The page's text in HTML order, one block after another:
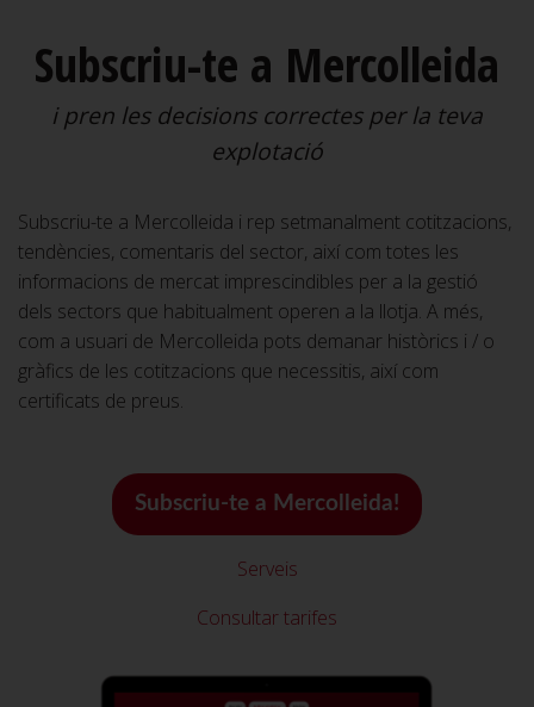
Subscriu-te a Mercolleida
i pren les decisions correctes per la teva
explotació
Subscriu-te a Mercolleida i rep setmanalment cotitzacions,
tendències, comentaris del sector, així com totes les
informacions de mercat imprescindibles per a la gestió
dels sectors que habitualment operen a la llotja. A més,
com a usuari de Mercolleida pots demanar històrics i / o
gràfics de les cotitzacions que necessitis, així com
certificats de preus.
Subscriu-te a Mercolleida!
Serveis
Consultar tarifes